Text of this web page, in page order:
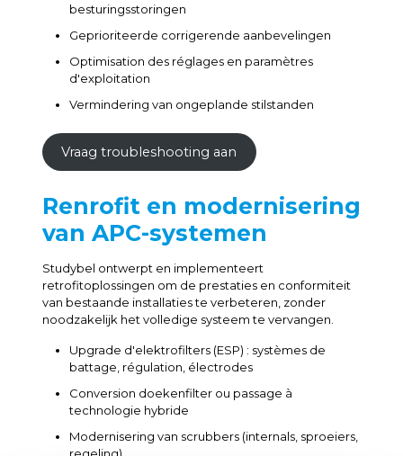
besturingsstoringen
Geprioriteerde corrigerende aanbevelingen
Optimisation des réglages en paramètres
d'exploitation
Vermindering van ongeplande stilstanden
Vraag troubleshooting aan
Renrofit en modernisering
van APC-systemen
Studybel ontwerpt en implementeert
retrofitoplossingen om de prestaties en conformiteit
van bestaande installaties te verbeteren, zonder
noodzakelijk het volledige systeem te vervangen.
Upgrade d'elektrofilters (ESP) : systèmes de
battage, régulation, électrodes
Conversion doekenfilter ou passage à
technologie hybride
Modernisering van scrubbers (internals, sproeiers,